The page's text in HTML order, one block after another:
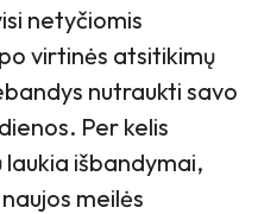
netyčiomis
virtinės atsitikimų
nutraukti savo
Per kelis
laukia išbandymai,
meilės